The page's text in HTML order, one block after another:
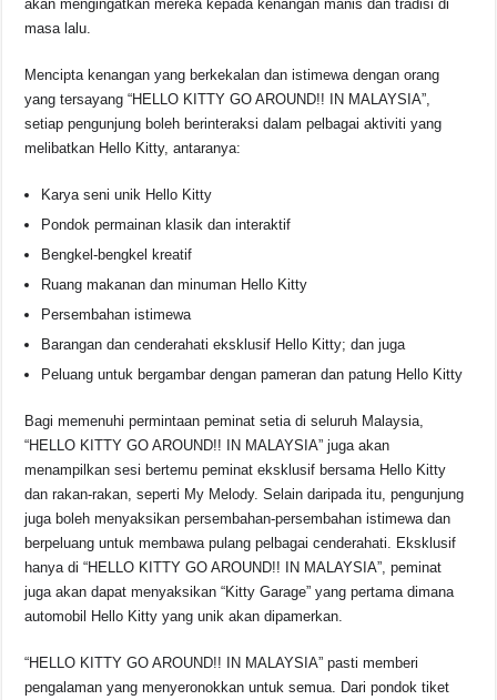
akan mengingatkan mereka kepada kenangan manis dan tradisi di
masa lalu.
Mencipta kenangan yang berkekalan dan istimewa dengan orang
yang tersayang “HELLO KITTY GO AROUND!! IN MALAYSIA”,
setiap pengunjung boleh berinteraksi dalam pelbagai aktiviti yang
melibatkan Hello Kitty, antaranya:
Karya seni unik Hello Kitty
Pondok permainan klasik dan interaktif
Bengkel-bengkel kreatif
Ruang makanan dan minuman Hello Kitty
Persembahan istimewa
Barangan dan cenderahati eksklusif Hello Kitty; dan juga
Peluang untuk bergambar dengan pameran dan patung Hello Kitty
Bagi memenuhi permintaan peminat setia di seluruh Malaysia,
“HELLO KITTY GO AROUND!! IN MALAYSIA” juga akan
menampilkan sesi bertemu peminat eksklusif bersama Hello Kitty
dan rakan-rakan, seperti My Melody. Selain daripada itu, pengunjung
juga boleh menyaksikan persembahan-persembahan istimewa dan
berpeluang untuk membawa pulang pelbagai cenderahati. Eksklusif
hanya di “HELLO KITTY GO AROUND!! IN MALAYSIA”, peminat
juga akan dapat menyaksikan “Kitty Garage” yang pertama dimana
automobil Hello Kitty yang unik akan dipamerkan.
“HELLO KITTY GO AROUND!! IN MALAYSIA” pasti memberi
pengalaman yang menyeronokkan untuk semua. Dari pondok tiket